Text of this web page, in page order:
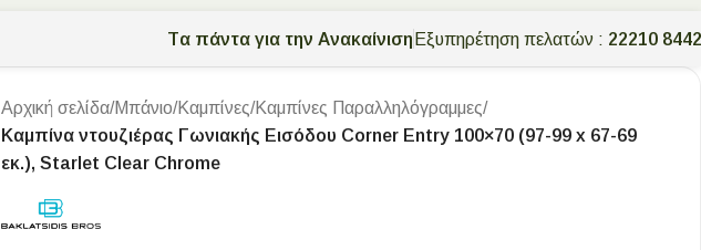
Tα πάντα για την Ανακαίνιση Εξυπηρέτηση πελατών : 22210
Αρχική σελίδα/Μπάνιο/Καμπίνες/Καμπίνες Παραλληλόγραμμες/
Καμπίνα ντουζιέρας Γωνιακής Εισόδου Corner Entry 100×70 (97-99 x 67-69
εκ.), Starlet Clear Chrome